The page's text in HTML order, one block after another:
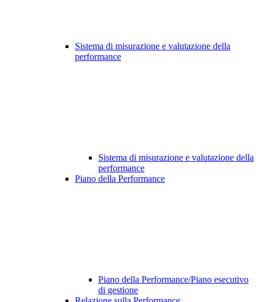
Sistema di misurazione e valutazione della
performance
Sistema di misurazione e valutazione della
performance
Piano della Performance
Piano della Performance/Piano esecutivo
di gestione